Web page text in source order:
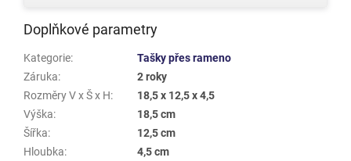
Doplňkové parametry
Kategorie:
Tašky přes rameno
Záruka:
2 roky
Rozměry V x Š x H:
18,5 x 12,5 x 4,5
Výška:
18,5 cm
Šířka:
12,5 cm
Hloubka:
4,5 cm